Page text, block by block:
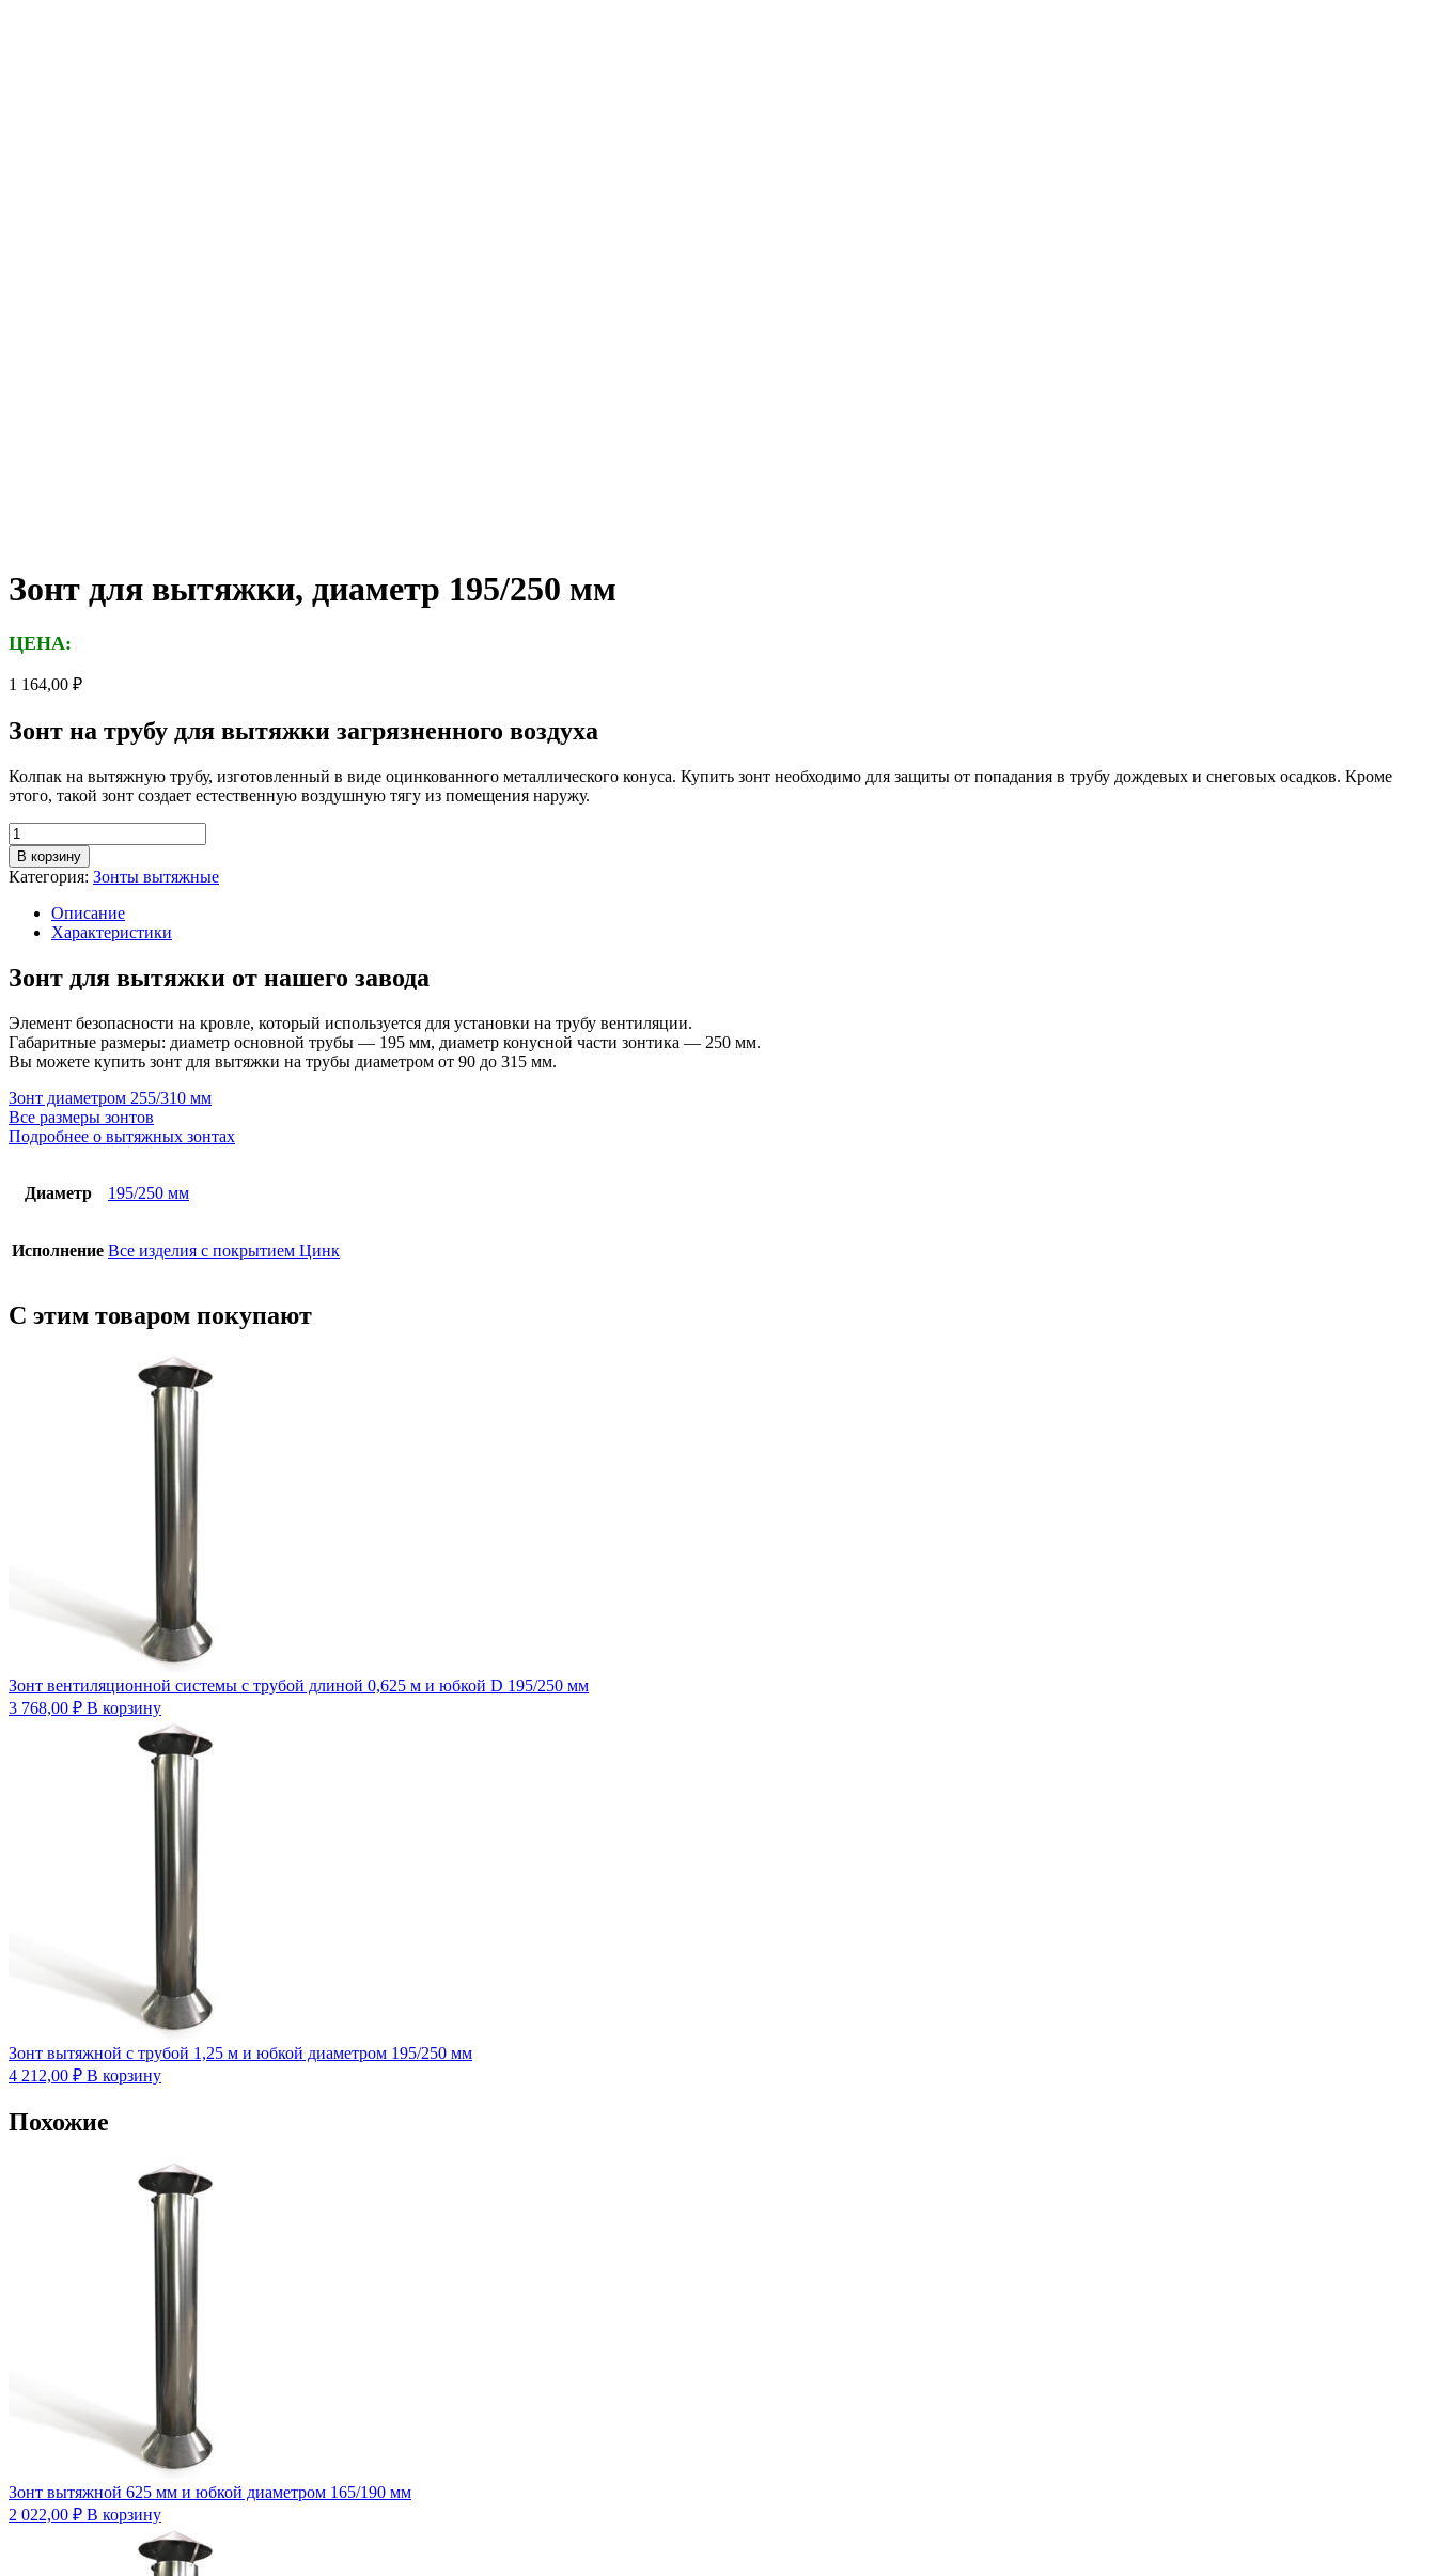
Зонт для вытяжки, диаметр 195/250 мм
ЦЕНА:
1 164,00 ₽
Зонт на трубу для вытяжки загрязненного воздуха
Колпак на вытяжную трубу, изготовленный в виде оцинкованного металлического конуса. Купить зонт необходимо для защиты от попадания в трубу дождевых и снеговых осадков. Кроме
этого, такой зонт создает естественную воздушную тягу из помещения наружу.
Количество
товара
Зонт
для
вытяжки,
диаметр
195/250
мм
В корзину
Категория: Зонты вытяжные
Описание
Характеристики
Зонт для вытяжки от нашего завода
Элемент безопасности на кровле, который используется для установки на трубу вентиляции.
Габаритные размеры: диаметр основной трубы — 195 мм, диаметр конусной части зонтика — 250 мм.
Вы можете купить зонт для вытяжки на трубы диаметром от 90 до 315 мм.
Зонт диаметром 255/310 мм
Все размеры зонтов
Подробнее о вытяжных зонтах
Диаметр 195/250 мм
Исполнение Все изделия с покрытием Цинк
С этим товаром покупают
Зонт вентиляционной системы с трубой длиной 0,625 м и юбкой D 195/250 мм
3 768,00 ₽ В корзину
Зонт вытяжной с трубой 1,25 м и юбкой диаметром 195/250 мм
4 212,00 ₽ В корзину
Похожие
Зонт вытяжной 625 мм и юбкой диаметром 165/190 мм
2 022,00 ₽ В корзину